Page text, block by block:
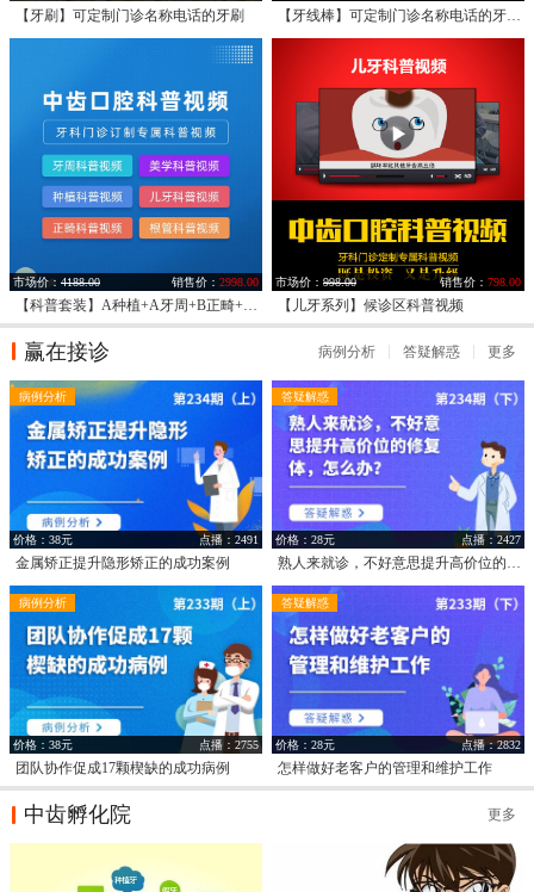
【牙刷】可定制门诊名称电话的牙刷
销售价： 2998.00
市场价： 4188.00
【儿牙系列】候诊区科普视频
销售价： 798.00
市场价： 998.00
赢在接诊 病例分析 答疑解惑 更多
金属矫正提升隐形矫正的成功案例
点播：2491
价格：38元
病例分析
熟人来就诊，不好意思提升高价位的修复体，怎么办？
点播：2427
价格：28元
答疑解惑
团队协作促成17颗楔缺的成功病例
点播：2755
价格：38元
病例分析
怎样做好老客户的管理和维护工作
点播：2832
价格：28元
答疑解惑
中齿孵化院 更多